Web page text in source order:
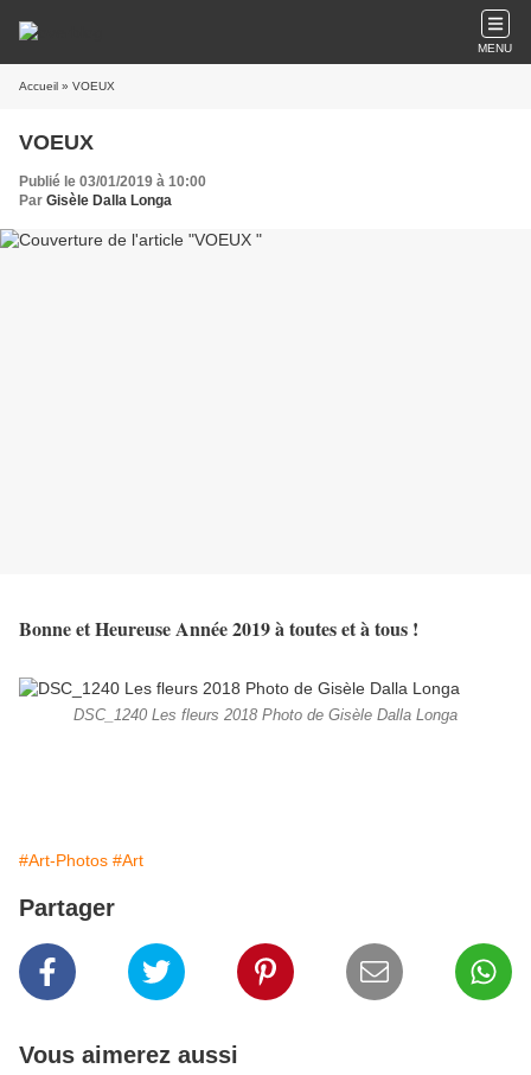
MENU
Accueil » VOEUX
VOEUX
Publié le 03/01/2019 à 10:00
Par Gisèle Dalla Longa
Bonne et Heureuse Année 2019 à toutes et à tous !
DSC_1240 Les fleurs 2018 Photo de Gisèle Dalla Longa
#Art-Photos #Art
Partager
Vous aimerez aussi